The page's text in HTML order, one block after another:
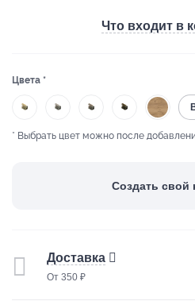
Что входит в
Цвета *
* Выбрать цвет можно после
Создать свой
Доставка
От 350 ₽